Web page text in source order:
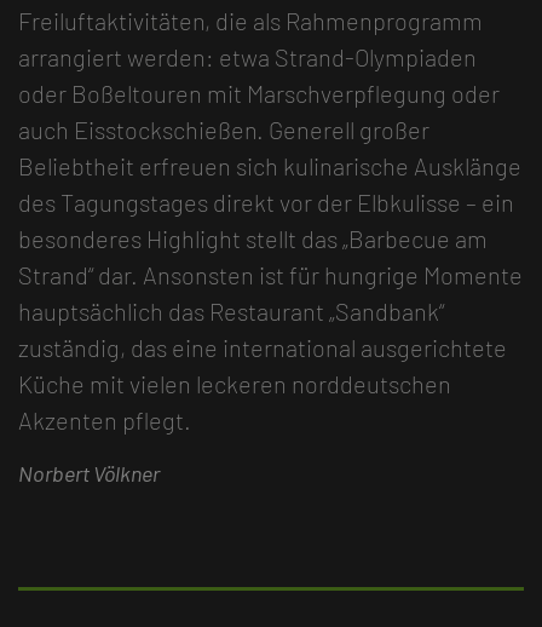
Freiluftaktivitäten, die als Rahmenprogramm
arrangiert werden: etwa Strand-Olympiaden
oder Boßeltouren mit Marschverpflegung oder
auch Eisstockschießen. Generell großer
Beliebtheit erfreuen sich kulinarische Ausklänge
des Tagungstages direkt vor der Elbkulisse – ein
besonderes Highlight stellt das „Barbecue am
Strand“ dar. Ansonsten ist für hungrige Momente
hauptsächlich das Restaurant „Sandbank“
zuständig, das eine international ausgerichtete
Küche mit vielen leckeren norddeutschen
Akzenten pflegt.
Norbert Völkner